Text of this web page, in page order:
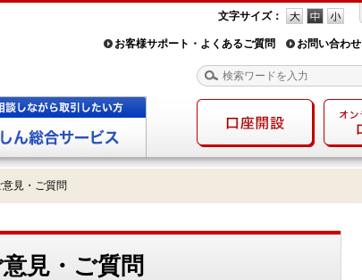
文字サイズ：
お客様サポート・よくあるご質問 お問い合わせ
見・ご質問
見・ご質問